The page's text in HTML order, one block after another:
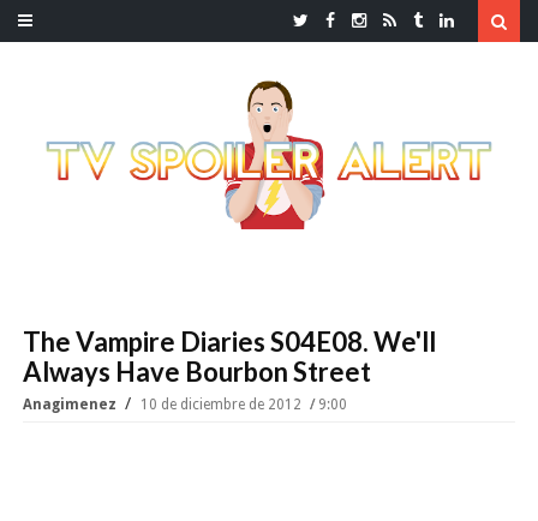
The Vampire Diaries S04E08. We'll
Always Have Bourbon Street
Anagimenez 10 de diciembre de 2012 9:00